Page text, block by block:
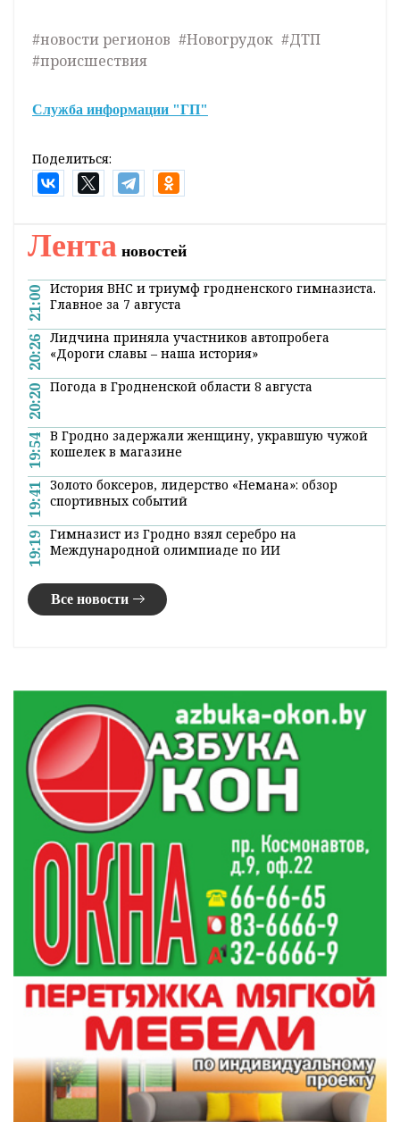
#новости регионов #Новогрудок #ДТП
#происшествия
Служба информации "ГП"
Поделиться:
Лента новостей
21:00 История ВНС и триумф гродненского гимназиста.
Главное за 7 августа
20:26 Лидчина приняла участников автопробега
«Дороги славы – наша история»
20:20 Погода в Гродненской области 8 августа
19:54 В Гродно задержали женщину, укравшую чужой
кошелек в магазине
19:41 Золото боксеров, лидерство «Немана»: обзор
спортивных событий
19:19 Гимназист из Гродно взял серебро на
Международной олимпиаде по ИИ
Все новости